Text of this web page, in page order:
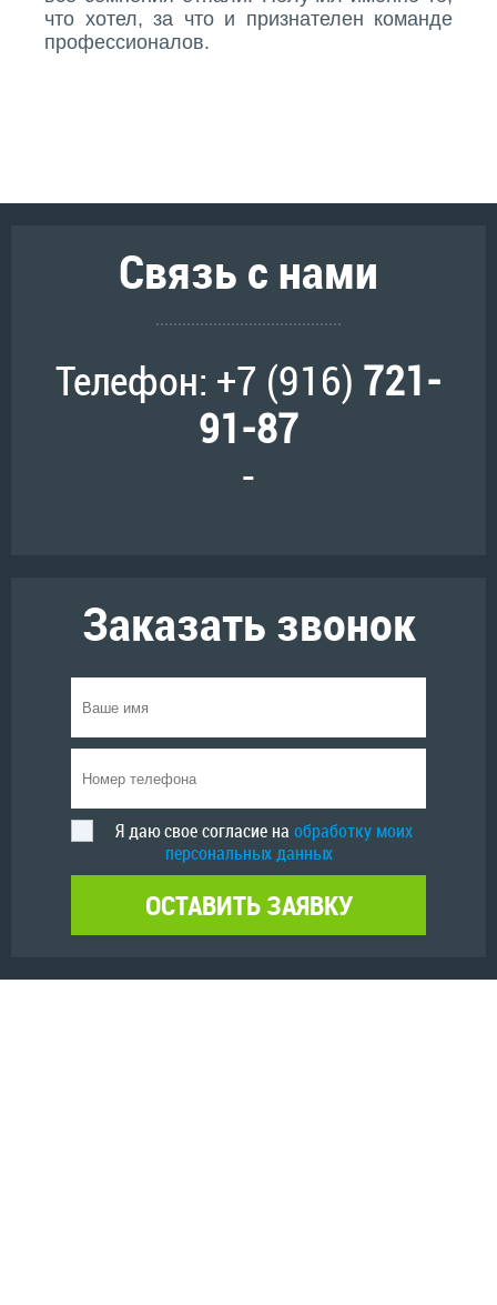
что хотел, за что и признателен команде
профессионалов.
Связь с нами
Телефон: +7 (916) 721-
91-87
-
Заказать звонок
Я даю свое согласие на обработку моих
персональных данных
ОСТАВИТЬ ЗАЯВКУ